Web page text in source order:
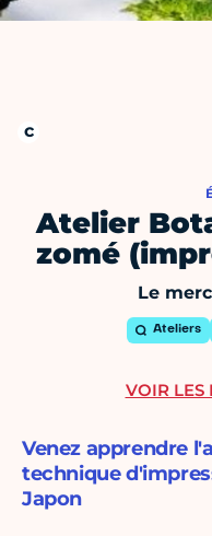
Atelier
zomé
Le
Ateliers
Venez apprendre
technique
Japon
VOIR LES